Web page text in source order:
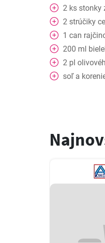
2 ks stonky
2 strúčiky
1 can
200 ml
2 pl
soľ a